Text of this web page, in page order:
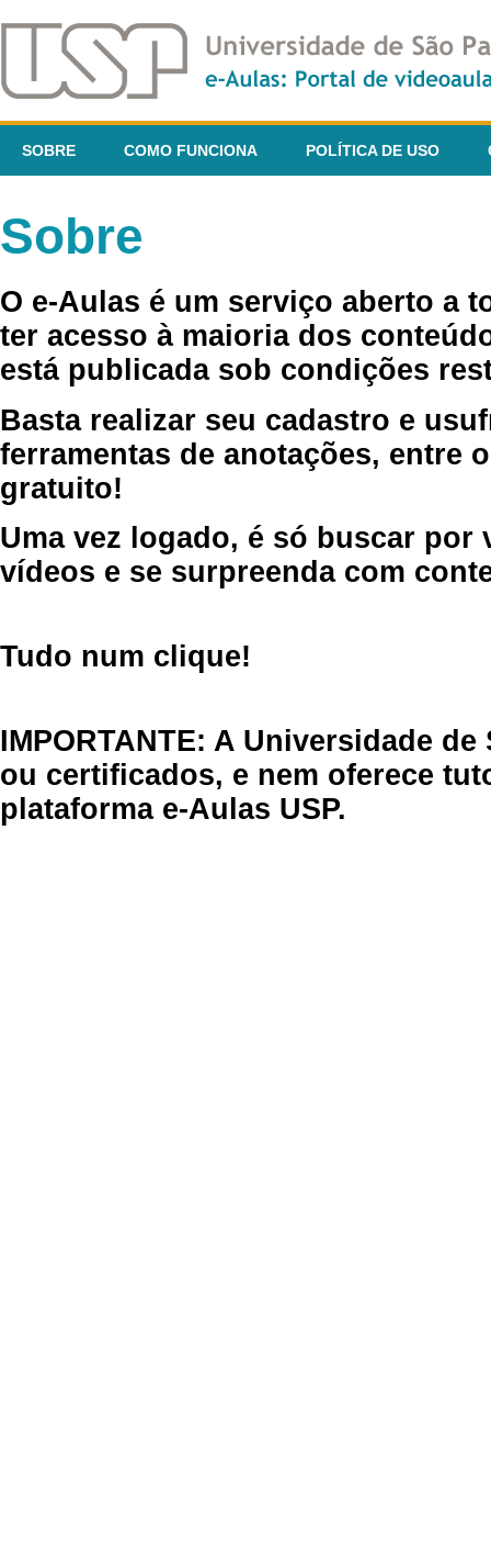
SOBRE COMO FUNCIONA POLÍTICA DE USO
Sobre
O e-Aulas é um serviço aberto a
ter acesso à maioria dos
está publicada sob condições
Basta realizar seu cadastro e
ferramentas de anotações, entre
gratuito!
Uma vez logado, é só buscar por
vídeos e se surpreenda com
Tudo num clique!
IMPORTANTE: A Universidade
ou certificados, e nem oferece
plataforma e-Aulas USP.